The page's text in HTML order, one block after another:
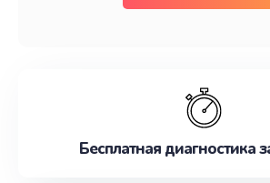
Бесплатная диагностика